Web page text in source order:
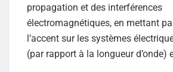
propagation et des interférences
électromagnétiques, en mettant
l’accent sur les systèmes
(par rapport à la longueur d’onde)